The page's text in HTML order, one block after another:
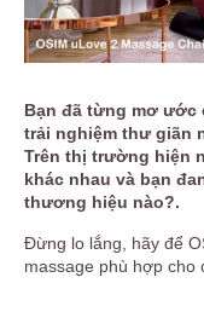
Bạn đã từng mơ ước
trải nghiệm thư giãn
Trên thị trường hiện
khác nhau và bạn
thương hiệu nào?.
Đừng lo lắng, hãy để
massage phù hợp cho